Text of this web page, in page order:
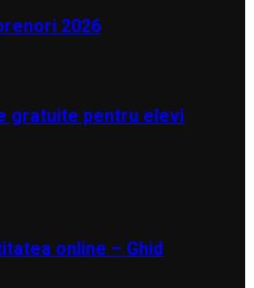
2026
gratuite pentru elevi
online – Ghid